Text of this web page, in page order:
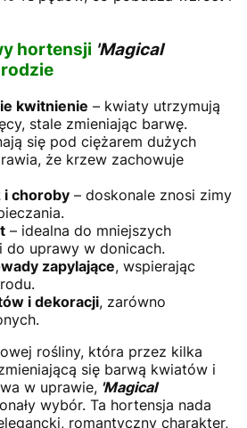
hortensji 'Magical
kwitnienie – kwiaty utrzymują
stale zmieniając barwę.
się pod ciężarem dużych
że krzew zachowuje
i choroby – doskonale znosi zimy
– idealna do mniejszych
do uprawy w donicach.
zapylające, wspierając
i dekoracji, zarówno
rośliny, która przez kilka
się barwą kwiatów i
w uprawie, 'Magical
wybór. Ta hortensja nada
romantyczny charakter,